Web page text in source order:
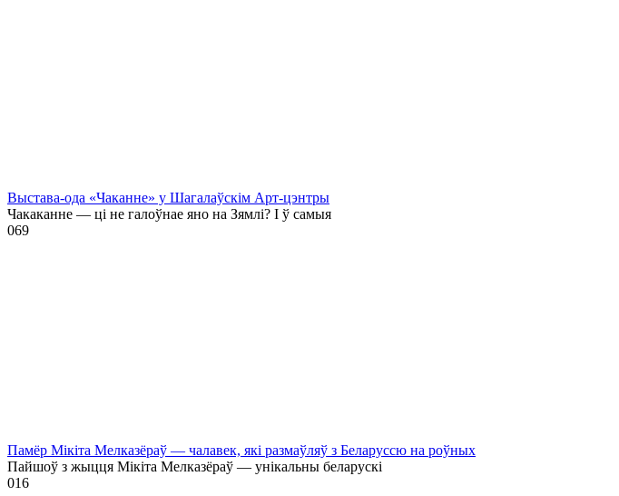
Выстава-ода «Чаканне» у Шагалаўскім Арт-цэнтры
Чакаканне — ці не галоўнае яно на Зямлі? І ў самыя
069
Памёр Мікіта Мелказёраў — чалавек, які размаўляў з Беларуссю на роўных
Пайшоў з жыцця Мікіта Мелказёраў — унікальны беларускі
016